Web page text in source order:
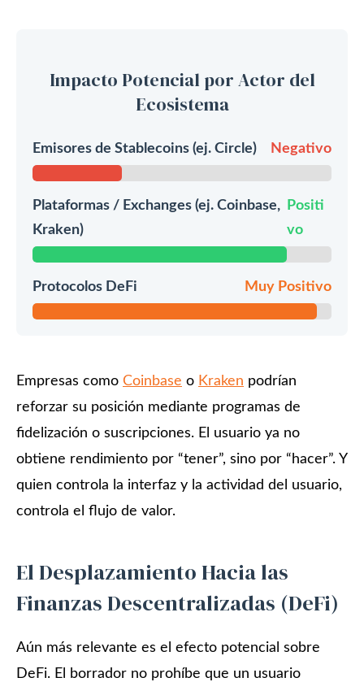
Impacto Potencial por Actor del
Ecosistema
Emisores de Stablecoins (ej. Circle) Negativo
Plataformas / Exchanges (ej. Coinbase,
Kraken)
Positi
vo
Protocolos DeFi Muy Positivo
Empresas como Coinbase o Kraken podrían
reforzar su posición mediante programas de
fidelización o suscripciones. El usuario ya no
obtiene rendimiento por “tener”, sino por “hacer”. Y
quien controla la interfaz y la actividad del usuario,
controla el flujo de valor.
El Desplazamiento Hacia las
Finanzas Descentralizadas (DeFi)
Aún más relevante es el efecto potencial sobre
DeFi. El borrador no prohíbe que un usuario